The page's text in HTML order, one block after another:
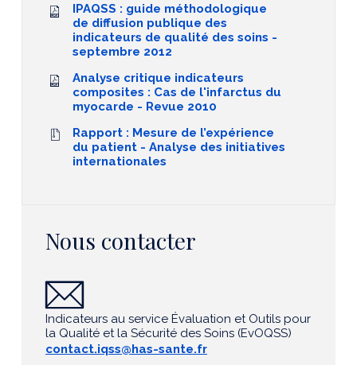
IPAQSS : guide méthodologique
de diffusion publique des
indicateurs de qualité des soins -
septembre 2012
Analyse critique indicateurs
composites : Cas de l'infarctus du
myocarde - Revue 2010
Rapport : Mesure de l’expérience
du patient - Analyse des initiatives
internationales
Nous contacter
Indicateurs au service Évaluation et Outils pour
la Qualité et la Sécurité des Soins (EvOQSS)
contact.iqss@has-sante.fr